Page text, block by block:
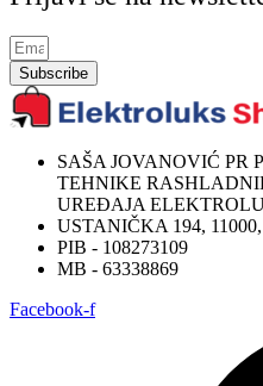
Subscribe
SAŠA JOVANOVIĆ PR
TEHNIKE
UREĐAJA
USTANIČKA 194, 11000,
PIB - 108273109
MB - 63338869
Facebook-f